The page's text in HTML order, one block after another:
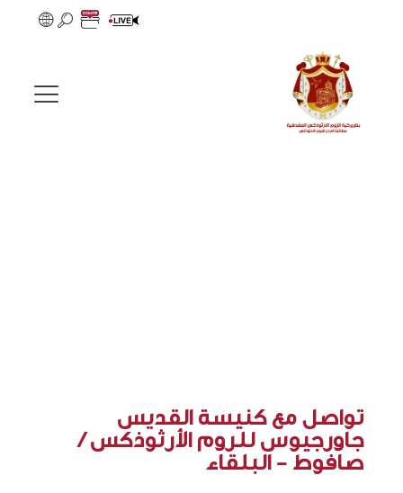
تواصل مع كنيسة القديس
جاورجيوس للروم الأرثوذكس /
صافوط - البلقاء